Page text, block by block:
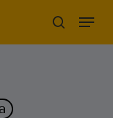
search
Menu